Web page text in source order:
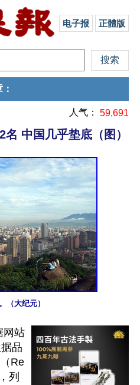
电子报 正體版
：
人气： 59,691
中国几乎垫底（图）
（大纪元）
网站
品
Re
列